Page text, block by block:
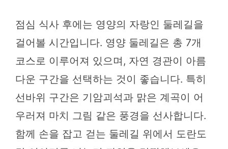
점심 식사 후에는 영양의 자랑인 둘레길을
걸어볼 시간입니다. 영양 둘레길은 총 7개
코스로 이루어져 있으며, 자연 경관이 아름
다운 구간을 선택하는 것이 좋습니다. 특히
선바위 구간은 기암괴석과 맑은 계곡이 어
우러져 마치 그림 같은 풍경을 선사합니다.
함께 손을 잡고 걷는 둘레길 위에서 도란도